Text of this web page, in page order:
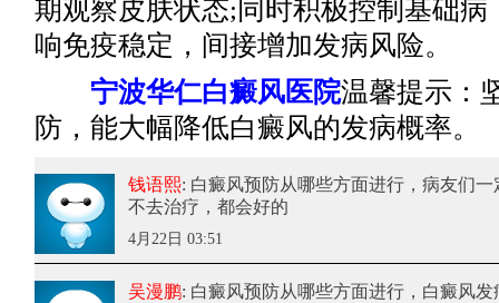
期观察皮肤状态;同时积极控制基础病
响免疫稳定，间接增加发病风险。
宁波华仁白癜风医院温馨提示：
防，能大幅降低白癜风的发病概率。
钱语熙: 白癜风预防从哪些方面进行，病友们一
不去治疗，都会好的
4月22日 03:51
吴漫鹏: 白癜风预防从哪些方面进行，白癜风发